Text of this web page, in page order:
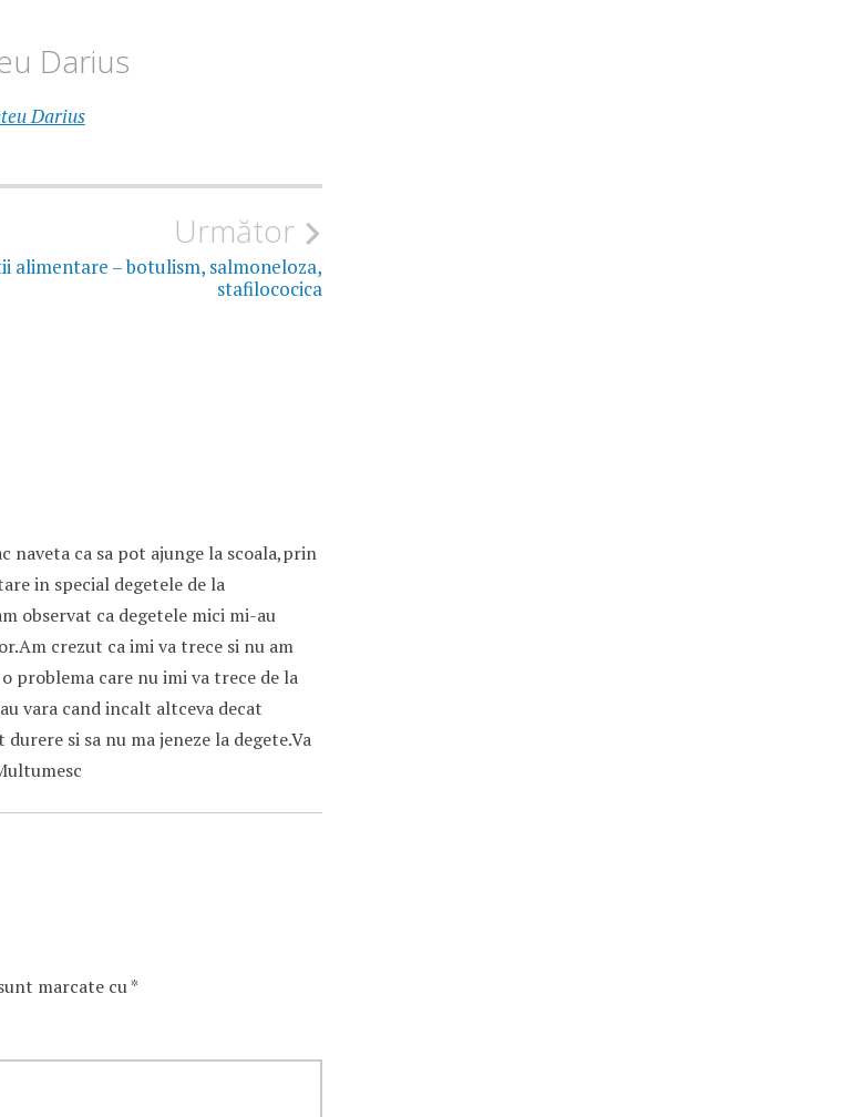
Darius
Darius
Următor
alimentare – botulism, salmoneloza,
stafilococica
naveta ca sa pot ajunge la scoala,prin
in special degetele de la
observat ca degetele mici mi-au
crezut ca imi va trece si nu am
problema care nu imi va trece de la
vara cand incalt altceva decat
si sa nu ma jeneze la degete.Va
marcate cu*